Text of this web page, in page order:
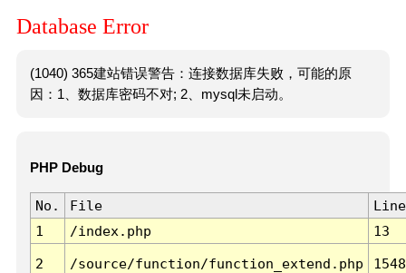
Database Error
(1040) 365建站错误警告：连接数据库失败，可能的原
因：1、数据库密码不对; 2、mysql未启动。
PHP Debug
No. File
Line
1
/index.php 13
2 /source/function/function_extend.php 1548